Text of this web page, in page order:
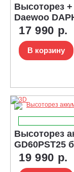
Высоторез +
Daewoo
17 990 р.
В корзину
Высоторез
GD60PST25
19 990 р.